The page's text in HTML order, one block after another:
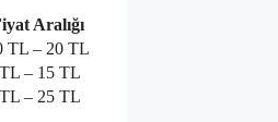
Aralığı
TL – 20 TL
– 15 TL
– 25 TL